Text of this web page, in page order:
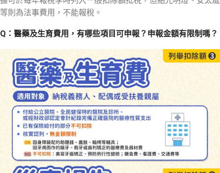
等則為法事費用，不能報稅。
Q：醫藥及生育費用，有哪些項目可申報？申報金額有限制嗎？